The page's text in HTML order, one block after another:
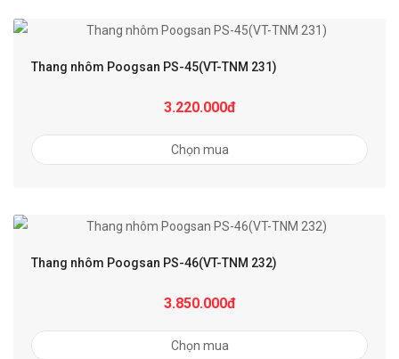
Thang nhôm Poogsan PS-45(VT-TNM 231)
3.220.000đ
Chọn mua
Thang nhôm Poogsan PS-46(VT-TNM 232)
3.850.000đ
Chọn mua